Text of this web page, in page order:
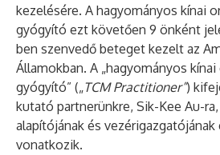
kezelésére. A hagyományos kínai
gyógyító ezt követően 9 önként
ben szenvedő beteget kezelt az
Államokban. A „hagyományos
gyógyító” („TCM Practitioner”)
kutató partnerünkre, Sik-Kee Au-
alapítójának és vezérigazgatójának
vonatkozik.